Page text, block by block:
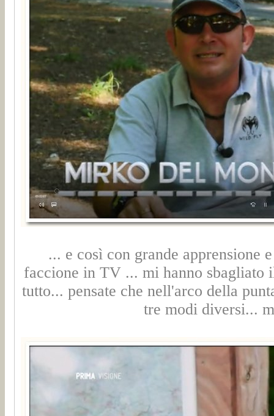
... e così con grande apprensione
faccione in TV ... mi hanno sbagliato
tutto... pensate che nell'arco della
tre modi diversi...